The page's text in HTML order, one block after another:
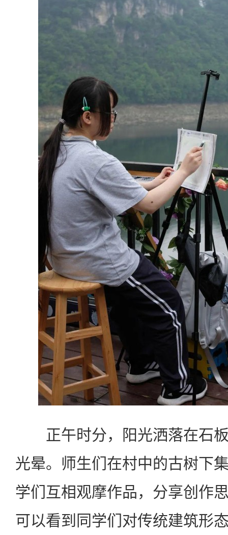
正午时分，阳光洒落在石板
光晕。师生们在村中的古树下
学们互相观摩作品，分享创作
可以看到同学们对传统建筑形